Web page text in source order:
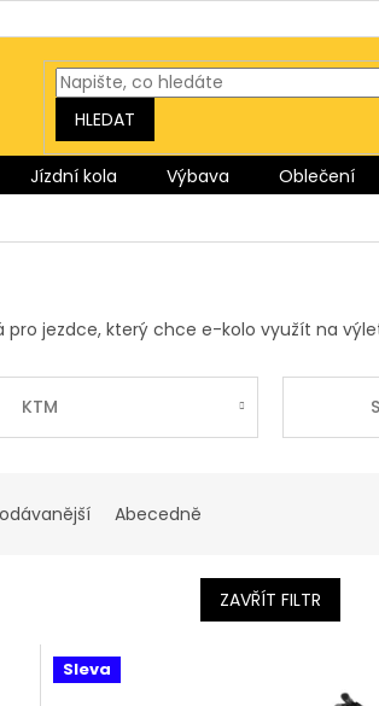
HLEDAT
Jízdní kola Výbava Oblečení
pro jezdce, který chce e-kolo využít na
KTM
Abecedně
ZAVŘÍT FILTR
Sleva